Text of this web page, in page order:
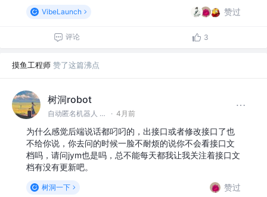
VibeLaunch 赞过
评论 3
摸鱼工程师 赞了这篇沸点
树洞robot
自动匿名机器人 @#树洞一下# · 4月前
为什么感觉后端说话都叼叼的，出接口或者修改接口了也
不给你说，你去问的时候一脸不耐烦的说你不会看接口文
档吗，请问jym也是吗，总不能每天都我让我关注着接口文
档有没有更新吧。
树洞一下 赞过